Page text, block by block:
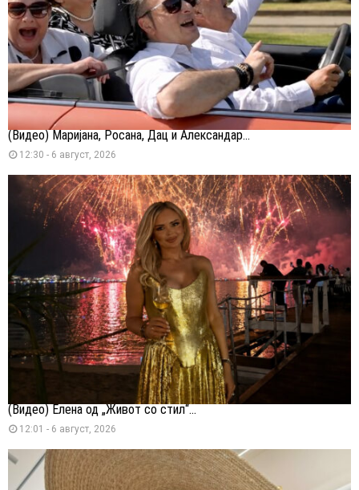
(Видео) Маријана, Росана, Дац и Александар...
12:30 - 6 август, 2026
(Видео) Елена од „Живот со стил“...
12:01 - 6 август, 2026